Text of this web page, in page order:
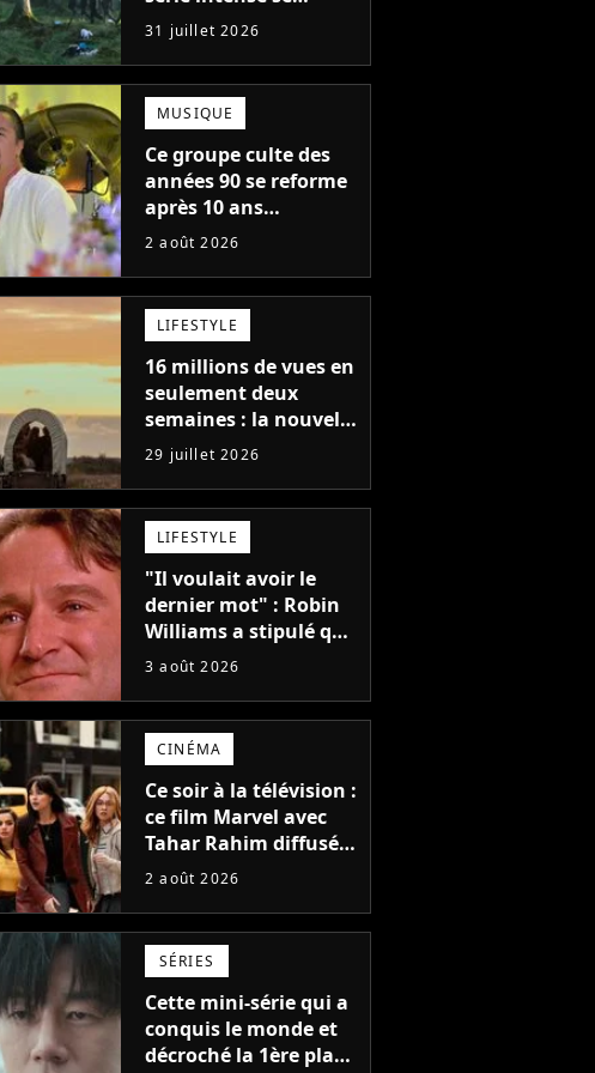
regarde en une seule
après-midi
31 juillet 2026
MUSIQUE
Ce groupe culte des
années 90 se reforme
après 10 ans
d'absence et annonce
2 août 2026
LIFESTYLE
16 millions de vues en
seulement deux
semaines : la nouvelle
série Netflix idéale
pour les fans de
Yellowstone
29 juillet 2026
LIFESTYLE
"Il voulait avoir le
dernier mot" : Robin
Williams a stipulé que
sa voix ne pourrait
2039, pourtant Disney
possède des
enregistrements
inédits
3 août 2026
CINÉMA
Ce soir à la télévision :
ce film Marvel avec
Tahar Rahim diffusé
pour la toute
France
2 août 2026
SÉRIES
Cette mini-série qui a
conquis le monde et
décroché la 1ère place